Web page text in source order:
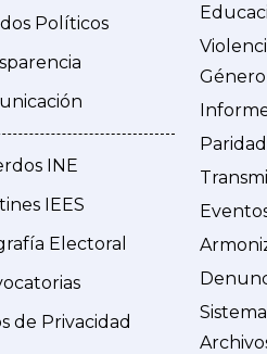
Políticos
INE
IEES
Electoral
de Privacidad
Género